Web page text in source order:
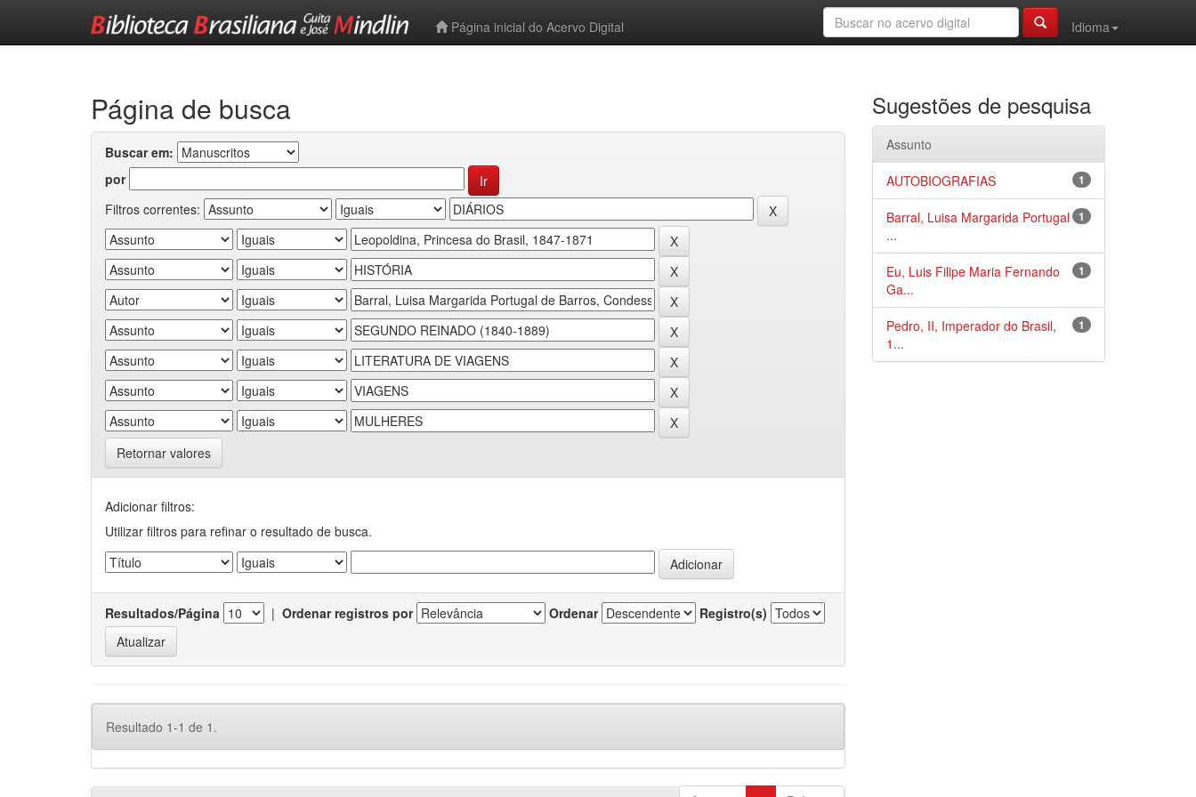
Página inicial do Acervo Digital
Idioma
Página de busca
Buscar em:
por
Filtros correntes:
Retornar valores
Adicionar filtros:
Utilizar filtros para refinar o resultado de busca.
Resultados/Página | Ordenar registros por Ordenar Registro(s)
Resultado 1-1 de 1.
Sugestões de pesquisa
Assunto
1
AUTOBIOGRAFIAS
1
Barral, Luisa Margarida Portugal
...
1
Eu, Luis Filipe Maria Fernando
Ga...
1
Pedro, II, Imperador do Brasil,
1...